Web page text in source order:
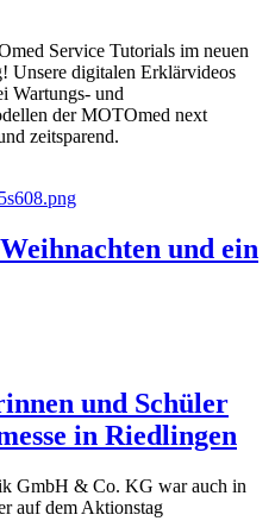
Service Tutorials im neuen
Unsere digitalen Erklärvideos
Wartungs- und
der MOTOmed next
zeitsparend.
und ein
und Schüler
in Riedlingen
GmbH & Co. KG war auch in
auf dem Aktionstag